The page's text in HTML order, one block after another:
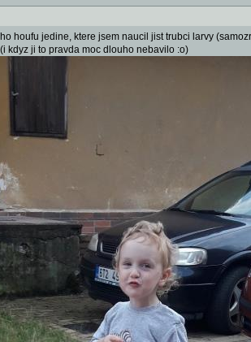
houfu jedine, ktere jsem naucil jist trubci larvy
kdyz ji to pravda moc dlouho nebavilo :o)